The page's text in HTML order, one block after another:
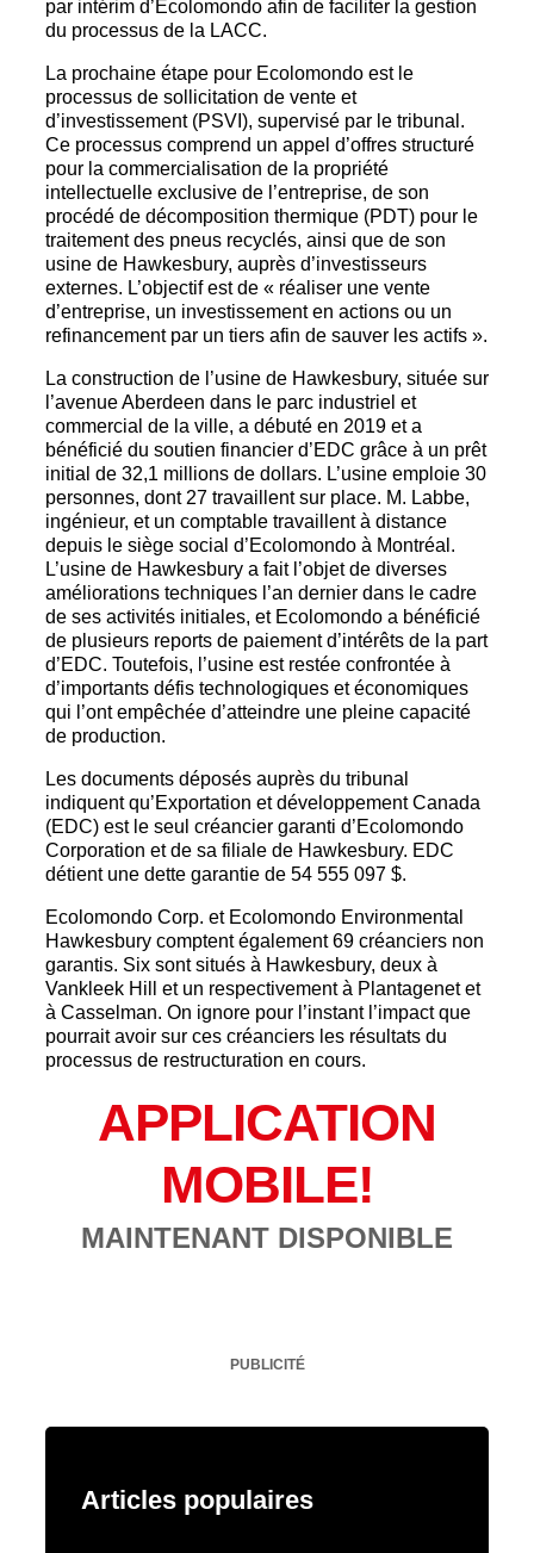
par intérim d’Ecolomondo afin de faciliter la gestion
du processus de la LACC.
La prochaine étape pour Ecolomondo est le
processus de sollicitation de vente et
d’investissement (PSVI), supervisé par le tribunal.
Ce processus comprend un appel d’offres structuré
pour la commercialisation de la propriété
intellectuelle exclusive de l’entreprise, de son
procédé de décomposition thermique (PDT) pour le
traitement des pneus recyclés, ainsi que de son
usine de Hawkesbury, auprès d’investisseurs
externes. L’objectif est de « réaliser une vente
d’entreprise, un investissement en actions ou un
refinancement par un tiers afin de sauver les actifs ».
La construction de l’usine de Hawkesbury, située sur
l’avenue Aberdeen dans le parc industriel et
commercial de la ville, a débuté en 2019 et a
bénéficié du soutien financier d’EDC grâce à un prêt
initial de 32,1 millions de dollars. L’usine emploie 30
personnes, dont 27 travaillent sur place. M. Labbe,
ingénieur, et un comptable travaillent à distance
depuis le siège social d’Ecolomondo à Montréal.
L’usine de Hawkesbury a fait l’objet de diverses
améliorations techniques l’an dernier dans le cadre
de ses activités initiales, et Ecolomondo a bénéficié
de plusieurs reports de paiement d’intérêts de la part
d’EDC. Toutefois, l’usine est restée confrontée à
d’importants défis technologiques et économiques
qui l’ont empêchée d’atteindre une pleine capacité
de production.
Les documents déposés auprès du tribunal
indiquent qu’Exportation et développement Canada
(EDC) est le seul créancier garanti d’Ecolomondo
Corporation et de sa filiale de Hawkesbury. EDC
détient une dette garantie de 54 555 097 $.
Ecolomondo Corp. et Ecolomondo Environmental
Hawkesbury comptent également 69 créanciers non
garantis. Six sont situés à Hawkesbury, deux à
Vankleek Hill et un respectivement à Plantagenet et
à Casselman. On ignore pour l’instant l’impact que
pourrait avoir sur ces créanciers les résultats du
processus de restructuration en cours.
APPLICATION
MOBILE!
MAINTENANT DISPONIBLE
PUBLICITÉ
Articles populaires